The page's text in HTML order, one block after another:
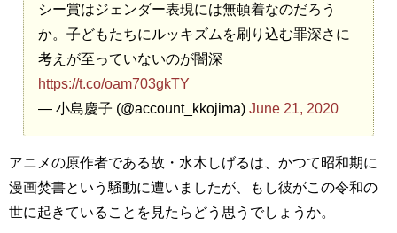
シー賞はジェンダー表現には無頓着なのだろう
か。子どもたちにルッキズムを刷り込む罪深さに
考えが至っていないのが闇深
https://t.co/oam703gkTY
— 小島慶子 (@account_kkojima) June 21, 2020
アニメの原作者である故・水木しげるは、かつて昭和期に
漫画焚書という騒動に遭いましたが、もし彼がこの令和の
世に起きていることを見たらどう思うでしょうか。